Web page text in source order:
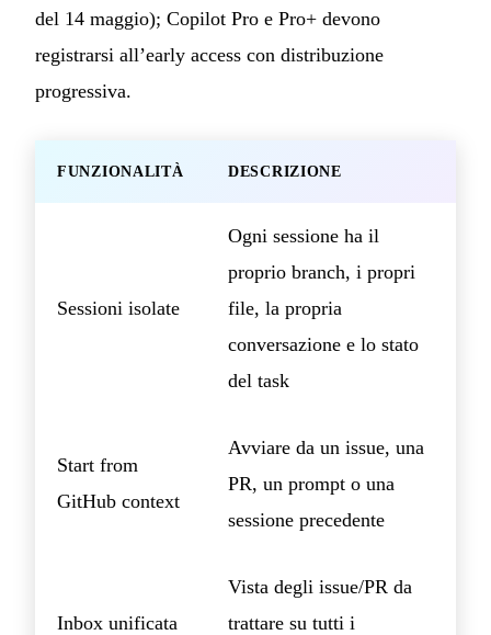
del 14 maggio); Copilot Pro e Pro+ devono
registrarsi all’early access con distribuzione
progressiva.
FUNZIONALITÀ DESCRIZIONE
Sessioni isolate
Ogni sessione ha il
proprio branch, i propri
file, la propria
conversazione e lo stato
del task
Start from
GitHub context
Avviare da un issue, una
PR, un prompt o una
sessione precedente
Inbox unificata
Vista degli issue/PR da
trattare su tutti i